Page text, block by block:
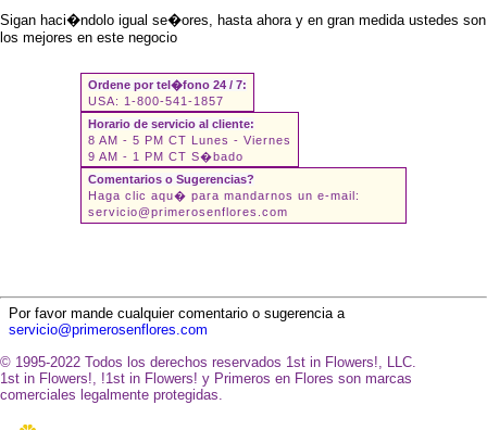
Sigan haci�ndolo igual se�ores, hasta ahora y en gran medida ustedes son
los mejores en este negocio
Ordene por tel�fono 24 / 7:
USA: 1-800-541-1857
Horario de servicio al cliente:
8 AM - 5 PM CT Lunes - Viernes
9 AM - 1 PM CT S�bado
Comentarios o Sugerencias?
Haga clic aqu� para mandarnos un e-mail:
servicio@primerosenflores.com
Por favor mande cualquier comentario o sugerencia a
servicio@primerosenflores.com
© 1995-2022 Todos los derechos reservados 1st in Flowers!, LLC.
1st in Flowers!, !1st in Flowers! y Primeros en Flores son marcas
comerciales legalmente protegidas.